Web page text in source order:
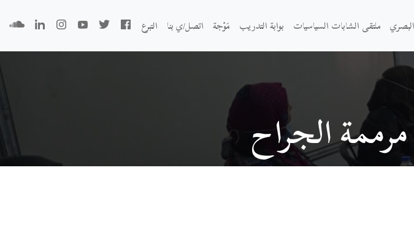
ملتقى الشابات السياسيات بوابة التدريب مَوْجة اتصل/ي بنا التبرع
الجراح